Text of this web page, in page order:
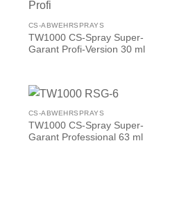
CS-ABWEHRSPRAYS
TW1000 CS-Spray Super-
Garant Profi-Version 30 ml
CS-ABWEHRSPRAYS
TW1000 CS-Spray Super-
Garant Professional 63 ml